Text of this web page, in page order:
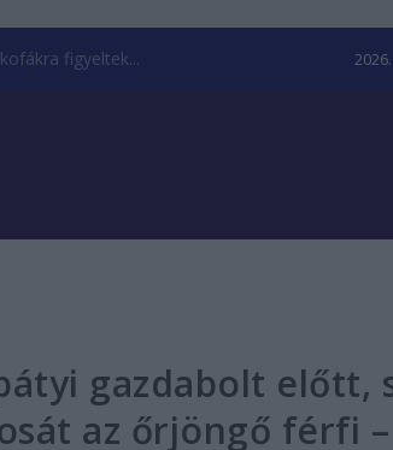
figyeltek...
gazdabolt előtt,
az őrjöngő férfi –